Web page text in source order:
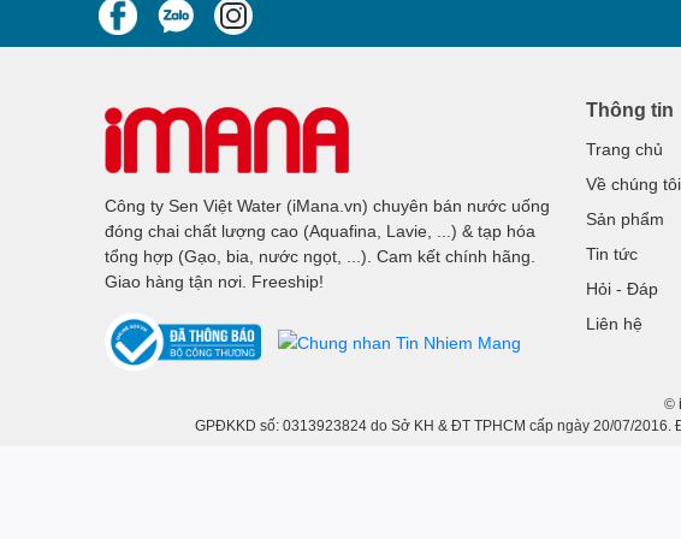
Khi lựa chọn nước Lavie Viva 20L, bạn sẽ được hưởng dịch vụ
Chỉ cần một cuộc gọi, nước tinh khiết Lavie sẽ được giao đến tận
nhanh chóng và tiện lợi.
Dịch vụ khách hàng của Lavie luôn sẵn sàng hỗ trợ, đảm bảo
của chúng tôi.
Nước Lavie Viva 20L - Lựa chọn nước uống tinh khiết hoàn hảo
hiện đại.
Hãy chọn Lavie để tận hưởng nguồn nước tinh khiết từ thiên
hảo!
Điều kiện bảo quản
Công ty Sen Việt Water (iMana.vn) chuyên bán nước uống
đóng chai chất lượng cao (Aquafina, Lavie, ...) & tạp hóa
tổng hợp (Gạo, bia, nước ngọt, ...). Cam kết chính hãng.
Giao hàng tận nơi. Freeship!
Thông tin
Trang chủ
Về chúng tôi
Sản phẩm
Tin tức
Hỏi - Đáp
Liên hệ
©
GPĐKKD số: 0313923824 do Sở KH & ĐT TPHCM cấp ngày 20/07/